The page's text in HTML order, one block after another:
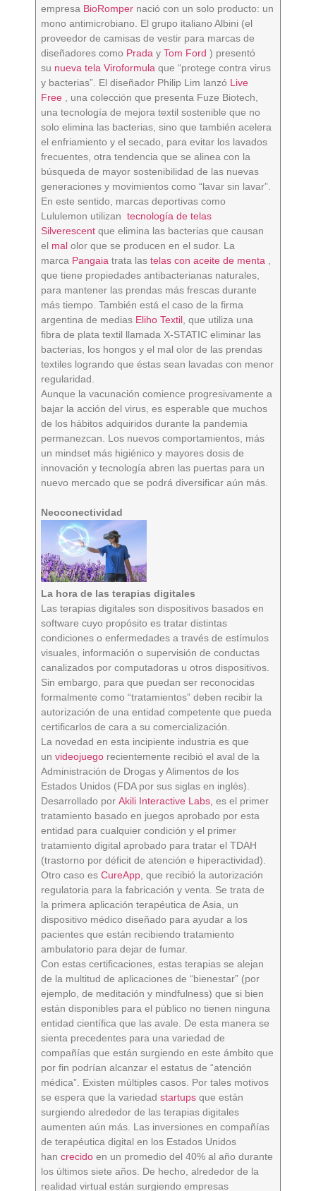
empresa BioRomper nació con un solo producto: un
mono antimicrobiano. El grupo italiano Albini (el
proveedor de camisas de vestir para marcas de
diseñadores como Prada yTom Ford ) presentó
su nueva tela Viroformula que “protege contra virus
y bacterias”. El diseñador Philip Lim lanzó Live
Free , una colección que presenta Fuze Biotech,
una tecnología de mejora textil sostenible que no
solo elimina las bacterias, sino que también acelera
el enfriamiento y el secado, para evitar los lavados
frecuentes, otra tendencia que se alinea con la
búsqueda de mayor sostenibilidad de las nuevas
generaciones y movimientos como “lavar sin lavar”.
En este sentido, marcas deportivas como
Lululemon utilizan tecnología de telas
Silverescent que elimina las bacterias que causan
el mal olor que se producen en el sudor. La
marca Pangaia trata lastelas con aceite de menta
que tiene propiedades antibacterianas naturales,
para mantener las prendas más frescas durante
más tiempo. También está el caso de la firma
argentina de medias Eliho Textil , que utiliza una
fibra de plata textil llamada X-STATIC eliminar las
bacterias, los hongos y el mal olor de las prendas
textiles logrando que éstas sean lavadas con menor
regularidad.
Aunque la vacunación comience progresivamente a
bajar la acción del virus, es esperable que muchos
de los hábitos adquiridos durante la pandemia
permanezcan. Los nuevos comportamientos, más
un mindset más higiénico y mayores dosis de
innovación y tecnología abren las puertas para un
nuevo mercado que se podrá diversificar aún más.
Neoconectividad
La hora de las terapias digitales
Las terapias digitales son dispositivos basados ​​en
software cuyo propósito es tratar distintas
condiciones o enfermedades a través de estímulos
visuales, información o supervisión de conductas
canalizados por computadoras u otros dispositivos.
Sin embargo, para que puedan ser reconocidas
formalmente como “tratamientos” deben recibir la
autorización de una entidad competente que pueda
certificarlos de cara a su comercialización.
La novedad en esta incipiente industria es que
unvideojuego recientemente recibió el aval de la
Administración de Drogas y Alimentos de los
Estados Unidos (FDA por sus siglas en inglés).
Desarrollado porAkili Interactive Labs, es el primer
tratamiento basado en juegos aprobado por esta
entidad para cualquier condición y el primer
tratamiento digital aprobado para tratar el TDAH
(trastorno por déficit de atención e hiperactividad).
Otro caso esCureApp , que recibió la autorización
regulatoria para la fabricación y venta. Se trata de
la primera aplicación terapéutica de Asia, un
dispositivo médico diseñado para ayudar a los
pacientes que están recibiendo tratamiento
ambulatorio para dejar de fumar.
Con estas certificaciones, estas terapias se alejan
de la multitud de aplicaciones de “bienestar” (por
ejemplo, de meditación y mindfulness) que si bien
están disponibles para el público no tienen ninguna
entidad científica que las avale. De esta manera se
sienta precedentes para una variedad de
compañías que están surgiendo en este ámbito que
por fin podrían alcanzar el estatus de “atención
médica”. Existen múltiples casos. Por tales motivos
se espera que la variedad startups que están
surgiendo alrededor de las terapias digitales
aumenten aún más. Las inversiones en compañías
de terapéutica digital en los Estados Unidos
hancrecidoen un promedio del 40% al año durante
los últimos siete años. De hecho, alrededor de la
realidad virtual están surgiendo empresas